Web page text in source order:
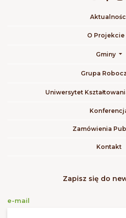
O Projekcie
Gminy
Grupa
Uniwersytet
Zamówienia
Kontakt
Zapisz się do
e-mail